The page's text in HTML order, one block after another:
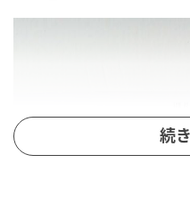
続